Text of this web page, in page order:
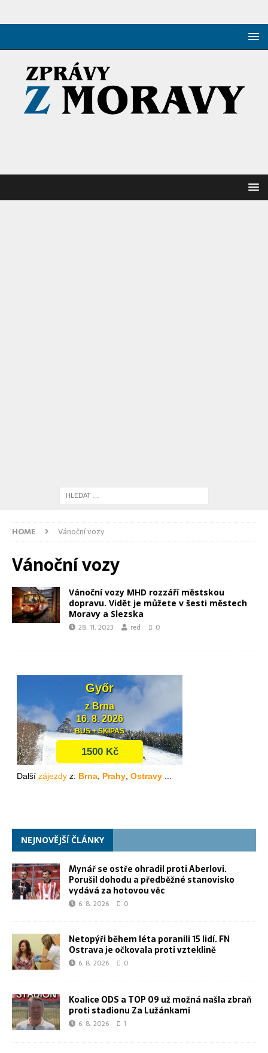
HOME Vánoční vozy
Vánoční vozy
Vánoční vozy MHD rozzáří městskou
dopravu. Vidět je můžete v šesti městech
Moravy a Slezska
28. 11. 2023 red 0
NEJNOVĚJŠÍ ČLÁNKY
Mynář se ostře ohradil proti Aberlovi.
Porušil dohodu a předběžné stanovisko
vydává za hotovou věc
6. 8. 2026 0
Netopýři během léta poranili 15 lidí. FN
Ostrava je očkovala proti vzteklině
6. 8. 2026 0
Koalice ODS a TOP 09 už možná našla zbraň
proti stadionu Za Lužánkami
6. 8. 2026 1